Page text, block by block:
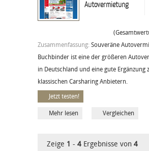
Autovermietung
Zusammenfassung: Souveräne
Buchbinder ist eine der größeren
in Deutschland und eine gute Ergänzung
klassischen Carsharing Anbietern.
Jetzt testen!
Mehr lesen Vergleichen
Zeige 1 - 4 Ergebnisse von 4